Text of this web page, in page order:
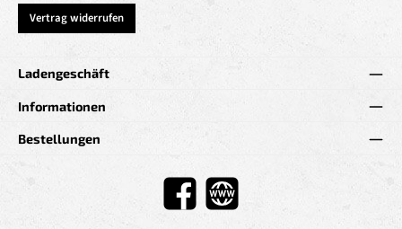
Vertrag widerrufen
Ladengeschäft
Informationen
Bestellungen
Facebook Website